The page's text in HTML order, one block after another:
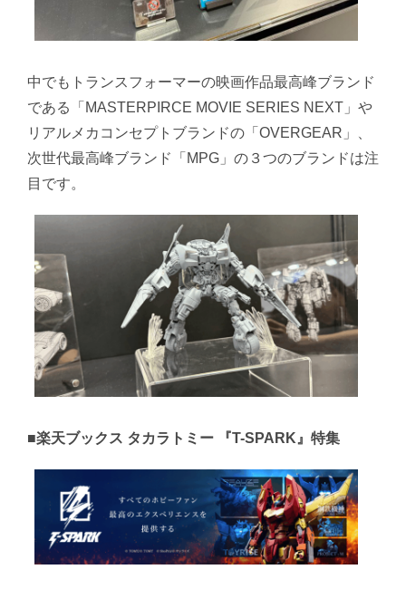
中でもトランスフォーマーの映画作品最高峰ブランド
である「MASTERPIRCE MOVIE SERIES NEXT」や
リアルメカコンセプトブランドの「OVERGEAR」、
次世代最高峰ブランド「MPG」の３つのブランドは注
目です。
■楽天ブックス タカラトミー 『T-SPARK』特集